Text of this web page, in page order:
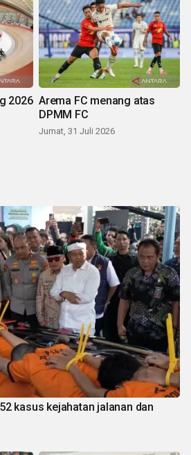
2026 Arema FC menang atas
DPMM FC
Jumat, 31 Juli 2026
kasus kejahatan jalanan dan